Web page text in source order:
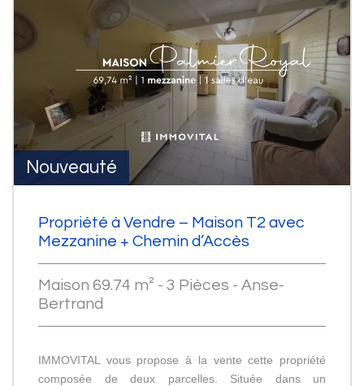
Nouveauté
Propriété à Vendre – Maison T2 avec
Mezzanine + Chemin d’Accès
Maison 69.74 m² - 3 Pièces - Anse-
Bertrand
IMMOVITAL vous propose à la vente cette propriété
composée de deux parcelles. Située dans un